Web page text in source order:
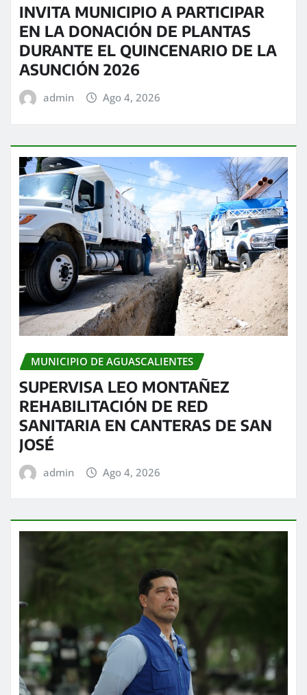
INVITA MUNICIPIO A PARTICIPAR
EN LA DONACIÓN DE PLANTAS
DURANTE EL QUINCENARIO DE LA
ASUNCIÓN 2026
admin Ago 4, 2026
MUNICIPIO DE AGUASCALIENTES
SUPERVISA LEO MONTAÑEZ
REHABILITACIÓN DE RED
SANITARIA EN CANTERAS DE SAN
JOSÉ
admin Ago 4, 2026